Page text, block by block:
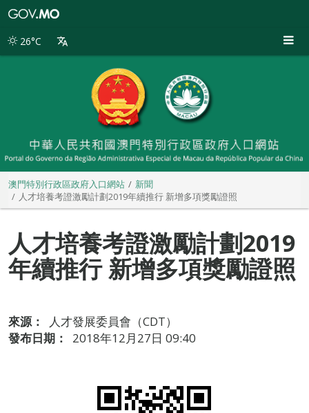
別
26°C
澳門特別行政區政府入口網站
新聞
人才培養考證激勵計劃2019年續推行 新增多項獎勵證照
人才培養考證激勵計劃2019
年續推行 新增多項獎勵證照
來源：
人才發展委員會（CDT）
發布日期：
2018年12月27日 09:40